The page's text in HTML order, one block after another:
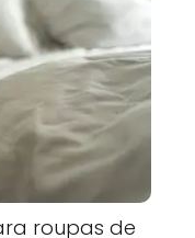
roupas de